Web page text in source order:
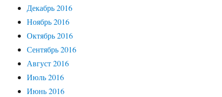
Декабрь 2016
Ноябрь 2016
Октябрь 2016
Сентябрь 2016
Август 2016
Июль 2016
Июнь 2016